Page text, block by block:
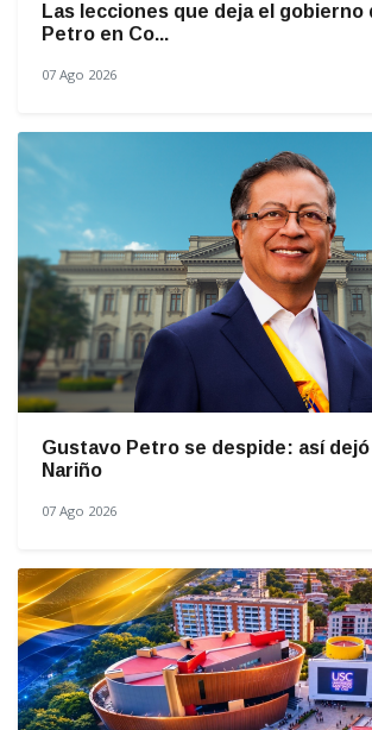
Las lecciones que deja el gobierno
Petro en Co...
07 Ago 2026
Gustavo Petro se despide: así dejó
Nariño
07 Ago 2026